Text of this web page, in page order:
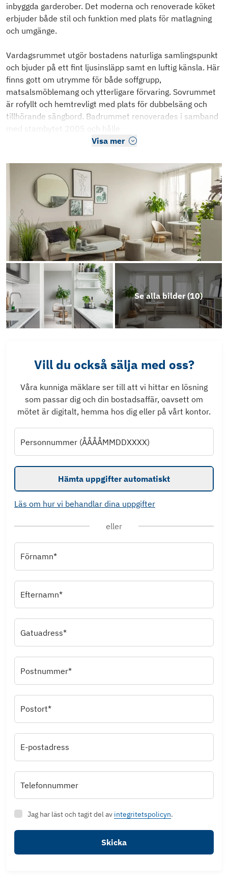
inbyggda garderober. Det moderna och renoverade köket
erbjuder både stil och funktion med plats för matlagning
och umgänge.
Vardagsrummet utgör bostadens naturliga samlingspunkt
och bjuder på ett fint ljusinsläpp samt en luftig känsla. Här
finns gott om utrymme för både soffgrupp,
matsalsmöblemang och ytterligare förvaring. Sovrummet
är rofyllt och hemtrevligt med plats för dubbelsäng och
tillhörande sängbord. Badrummet renoverades i samband
med stambytet 2005 och hålle
Visa mer
Se alla bilder (10)
Vill du också sälja med oss?
Våra kunniga mäklare ser till att vi hittar en lösning
som passar dig och din bostadsaffär, oavsett om
mötet är digitalt, hemma hos dig eller på vårt kontor.
Personnummer (ÅÅÅÅMMDDXXXX)
Hämta uppgifter automatiskt
Läs om hur vi behandlar dina uppgifter
eller
Förnamn*
Efternamn*
Gatuadress*
Postnummer*
Postort*
E-postadress
Telefonnummer
Jag har läst och tagit del av integritetspolicyn.
Skicka